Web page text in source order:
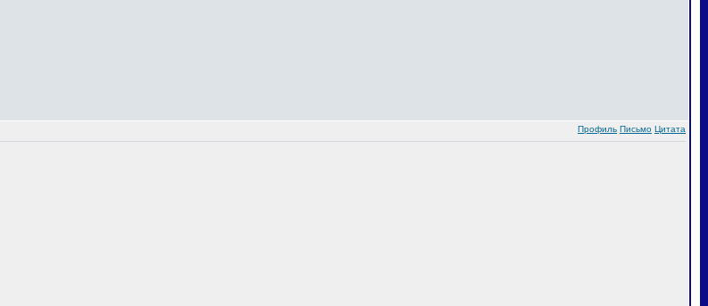
Профиль Письмо Цитата